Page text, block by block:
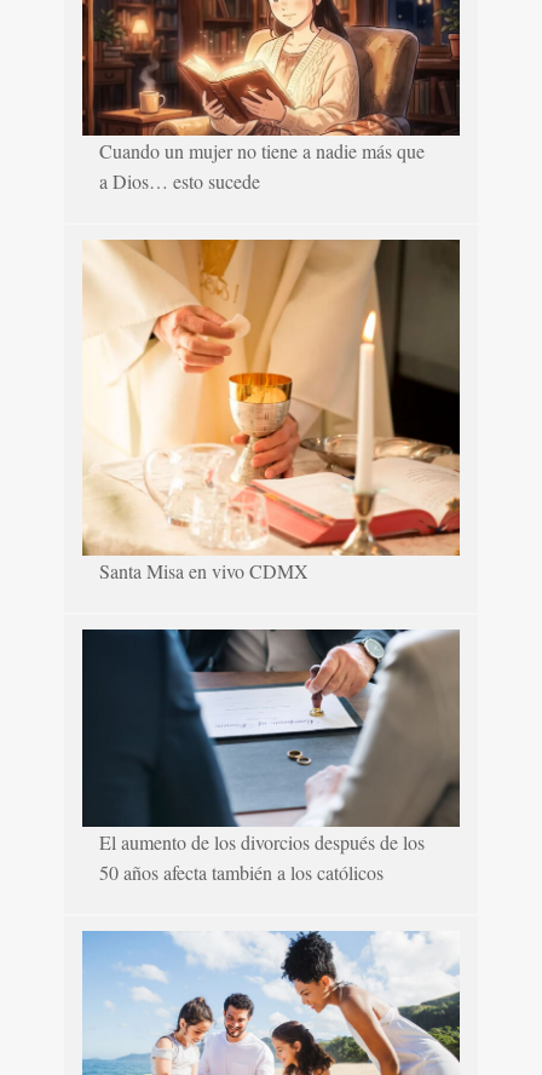
Cuando un mujer no tiene a nadie más que
a Dios… esto sucede
Santa Misa en vivo CDMX
El aumento de los divorcios después de los
50 años afecta también a los católicos